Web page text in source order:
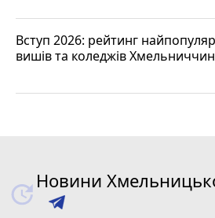
Вступ 2026: рейтинг
вишів та коледжів
Новини